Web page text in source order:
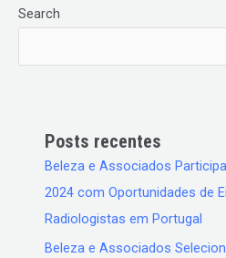
Search
Posts recentes
Beleza e Associados
2024 com Oportunidades de
Radiologistas em Portugal
Beleza e Associados